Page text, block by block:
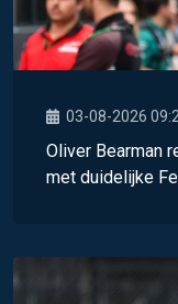
03-08-2026
Oliver Bearman
met duidelijke